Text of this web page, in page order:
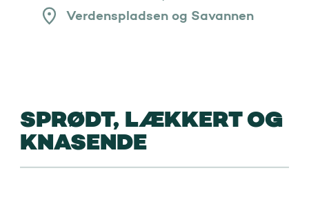
Verdenspladsen og Savannen
SPRØDT, LÆKKERT OG
KNASENDE